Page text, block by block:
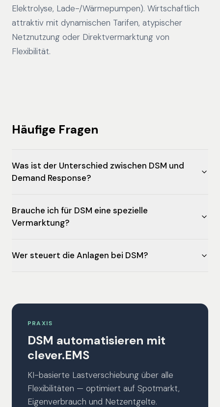
Elektrolyse, Lade-/Wärmepumpen). Wirtschaftlich
attraktiv mit dynamischen Tarifen, atypischer
Netznutzung oder Direktvermarktung von
Flexibilität.
Häufige Fragen
Was ist der Unterschied zwischen DSM und
Demand Response?
Brauche ich für DSM eine spezielle
Vermarktung?
Wer steuert die Anlagen bei DSM?
PRAXIS
DSM automatisieren mit
clever.EMS
KI-basierte Lastverschiebung über alle
Flexibilitäten — optimiert auf Spotmarkt,
Eigenverbrauch und Netzentgelte.